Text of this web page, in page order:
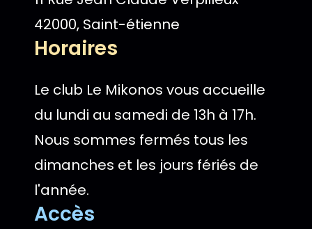
42000, Saint-étienne
Horaires
Le club Le Mikonos vous accueille
du lundi au samedi de 13h à 17h.
Nous sommes fermés tous les
dimanches et les jours fériés de
l'année.
Accès